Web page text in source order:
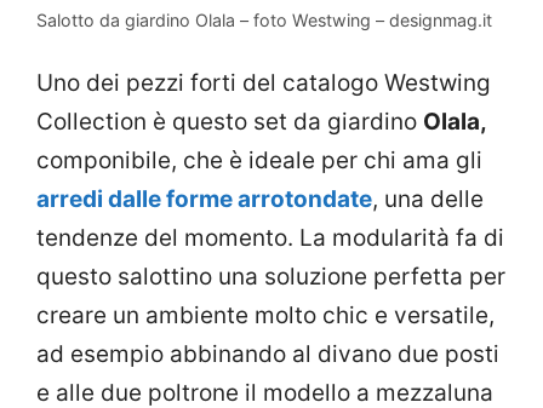
Salotto da giardino Olala – foto Westwing – designmag.it
Uno dei pezzi forti del catalogo Westwing
Collection è questo set da giardino Olala,
componibile, che è ideale per chi ama gli
arredi dalle forme arrotondate, una delle
tendenze del momento. La modularità fa di
questo salottino una soluzione perfetta per
creare un ambiente molto chic e versatile,
ad esempio abbinando al divano due posti
e alle due poltrone il modello a mezzaluna